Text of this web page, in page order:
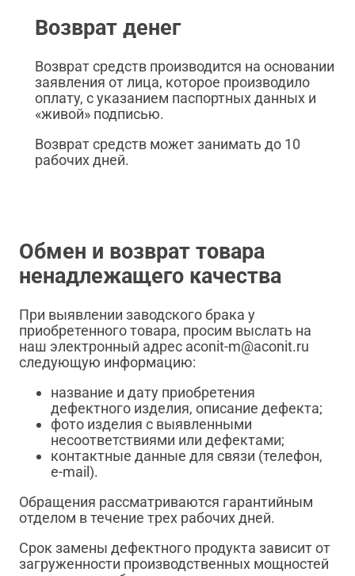
Возврат денег
Возврат средств производится на основании
заявления от лица, которое производило
оплату, с указанием паспортных данных и
«живой» подписью.
Возврат средств может занимать до 10
рабочих дней.
Обмен и возврат товара
ненадлежащего качества
При выявлении заводского брака у
приобретенного товара, просим выслать на
наш электронный адрес aconit-m@aconit.ru
следующую информацию:
название и дату приобретения
дефектного изделия, описание дефекта;
фото изделия с выявленными
несоответствиями или дефектами;
контактные данные для связи (телефон,
e-mail).
Обращения рассматриваются гарантийным
отделом в течение трех рабочих дней.
Срок замены дефектного продукта зависит от
загруженности производственных мощностей